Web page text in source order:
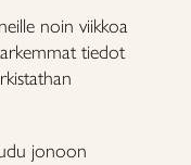
noin viikkoa
tiedot
jonoon